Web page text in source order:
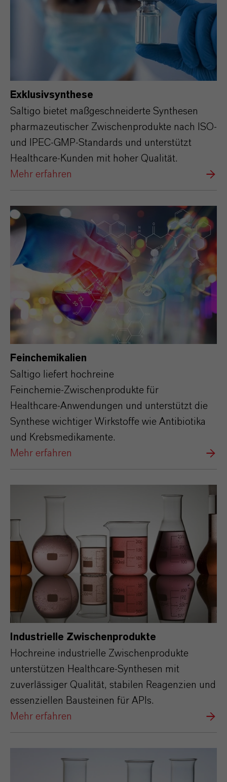
Exklusivsynthese
Saltigo bietet maßgeschneiderte Synthesen
pharmazeutischer Zwischenprodukte nach ISO‑
und IPEC‑GMP‑Standards und unterstützt
Healthcare‑Kunden mit hoher Qualität.
Mehr erfahren
Feinchemikalien
Saltigo liefert hochreine
Feinchemie‑Zwischenprodukte für
Healthcare‑Anwendungen und unterstützt die
Synthese wichtiger Wirkstoffe wie Antibiotika
und Krebsmedikamente.
Mehr erfahren
Industrielle Zwischenprodukte
Hochreine industrielle Zwischenprodukte
unterstützen Healthcare‑Synthesen mit
zuverlässiger Qualität, stabilen Reagenzien und
essenziellen Bausteinen für APIs.
Mehr erfahren